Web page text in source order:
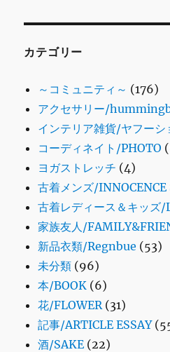
カテゴリー
～コミュニティ～ (176)
アクセサリー/
インテリア雑貨/ヤフーシ
コーディネイト/PHOTO
ヨガストレッチ (4)
古着メンズ/INNOCENCE
古着レディース＆キッズ
家族友人/
新品衣類/Regnbue (53)
未分類 (96)
本/BOOK (6)
花/FLOWER (31)
記事/ARTICLE ESSAY
酒/SAKE (22)